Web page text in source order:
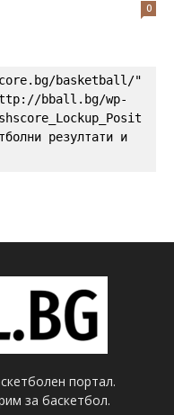
0
basketball/"
bball.bg/wp-
резултати и
портал.
за баскетбол.